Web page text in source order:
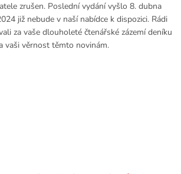
zrušen. Poslední vydání vyšlo 8. dubna
již nebude v naší nabídce k dispozici. Rádi
za vaše dlouholeté čtenářské zázemí deníku
vaši věrnost těmto novinám.